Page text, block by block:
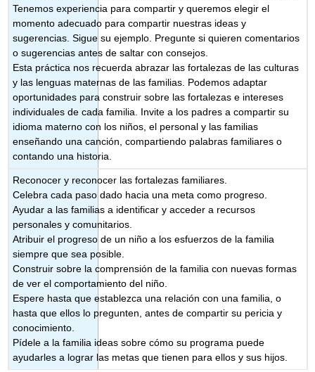
Tenemos experiencia para compartir y queremos elegir el
momento adecuado para compartir nuestras ideas y
sugerencias. Sigue su ejemplo. Pregunte si quieren comentarios
o sugerencias antes de saltar con consejos.
Esta práctica nos recuerda abrazar las fortalezas de las culturas
y las lenguas maternas de las familias. Podemos adaptar
oportunidades para construir sobre las fortalezas e intereses
individuales de cada familia. Invite a los padres a compartir su
idioma materno con los niños, el personal y las familias
enseñando una canción, compartiendo palabras familiares o
contando una historia.
Reconocer y reconocer las fortalezas familiares.
Celebra cada paso dado hacia una meta como progreso.
Ayudar a las familias a identificar y acceder a recursos
personales y comunitarios.
Atribuir el progreso de un niño a los esfuerzos de la familia
siempre que sea posible.
Construir sobre la comprensión de la familia con nuevas formas
de ver el comportamiento del niño.
Espere hasta que establezca una relación con una familia, o
hasta que ellos lo pregunten, antes de compartir su pericia y
conocimiento.
Pídele a la familia ideas sobre cómo su programa puede
ayudarles a lograr las metas que tienen para ellos y sus hijos.